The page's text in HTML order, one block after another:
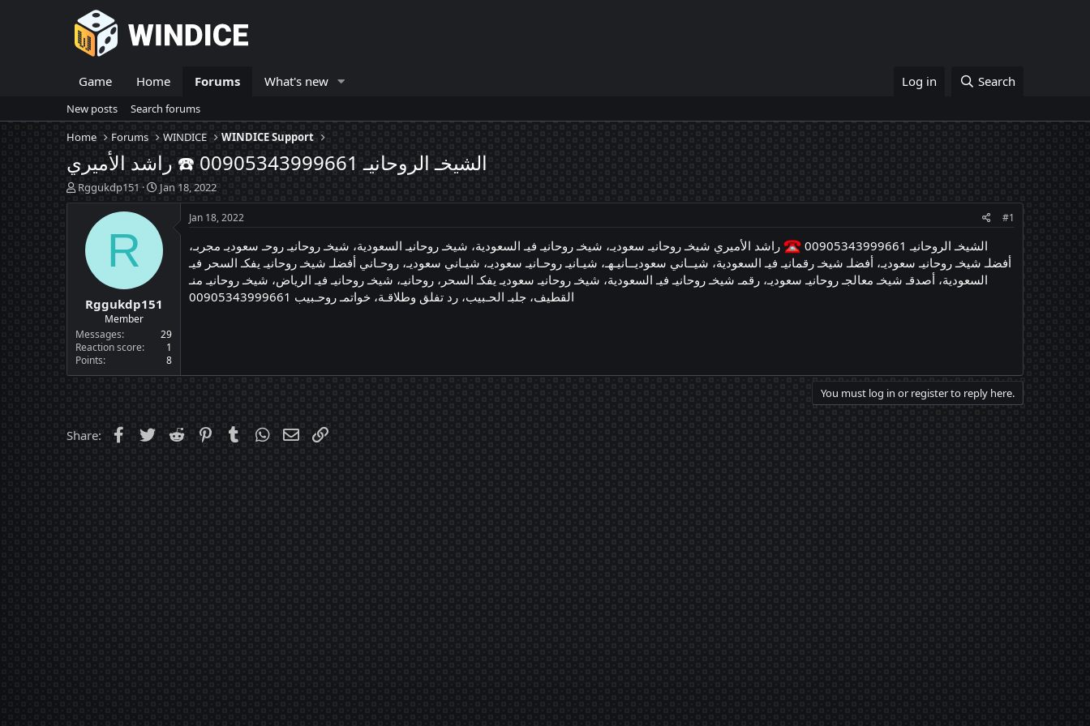
Game Home Forums What's new Log in Search
New posts
Search forums
Home
Forums WINDICE WINDICE Support
الشيخـ الروحانيـ 00905343999661 ☎️ راشد الأميري
T
h
t
e
r
Rggukdp151
S
t
r
t
d
e
Jan 18, 2022
R
Rggukdp151
Member
Messages
29
Reaction score
1
Points
8
Jan 18, 2022 #1
الشيخـ الروحانيـ 00905343999661
راشد الأميري شيخـ روحانيـ سعوديـ، شيخـ روحانيـ فيـ السعودية، شيخـ روحانيـ السعودية، شيخـ روحانيـ روحـ سعوديـ مجربـ،
أفضلـ شيخـ روحانيـ سعوديـ، أفضلـ شيخـ رقمانيـ فيـ السعودية، شيــاني سعوديــانيـهـ، شيـانيـ روحـانيـ سعوديـ، شيـاني سعوديـ، روحـاني أفضلـ شيخـ روحانيـ يفكـ السحر فيـ
السعودية، أصدقـ شيخـ معالجـ روحانيـ سعوديـ، رقمـ شيخـ روحانيـ فيـ السعودية، شيخـ روحانيـ سعوديـ يفكـ السحر، روحانيـ، شيخـ روحانيـ فيـ الرياض، شيخـ روحانيـ منـ
القطيف، جلبـ الحـبيب، رد تفلق وطلاقـة، خواتمـ روحـبيب 00905343999661
You must log in or register to reply here.
Share: Facebook
Twitter Reddit PinterestTumblrWhatsApp
Email